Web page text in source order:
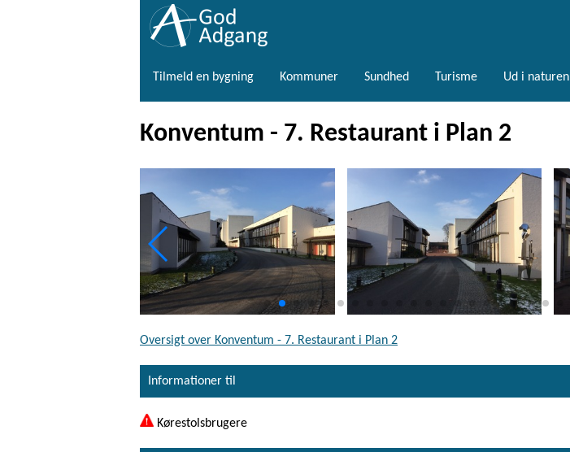
Tilmeld en bygning Kommuner Sundhed Turisme Ud i naturen
Konventum - 7. Restaurant i Plan 2
Oversigt over Konventum - 7. Restaurant i Plan 2
Informationer til
Kørestolsbrugere